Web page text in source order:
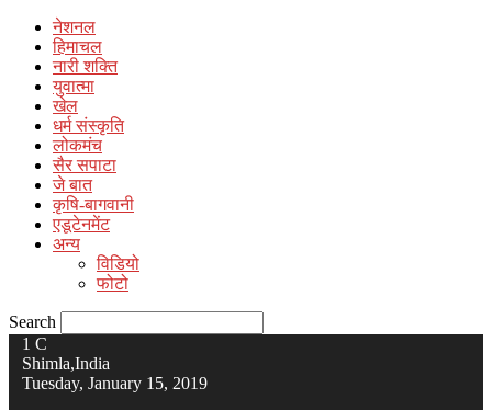
नेशनल
हिमाचल
नारी शक्ति
युवात्मा
खेल
धर्म संस्कृति
लोकमंच
सैर सपाटा
जे बात
कृषि-बागवानी
एडूटेनमेंट
अन्य
विडियो
फोटो
Search
1 C
Shimla,India
Tuesday, January 15, 2019